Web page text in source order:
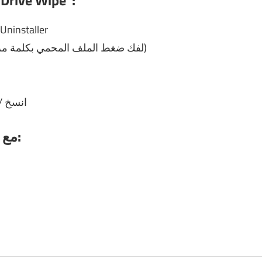
لفك ضغط الملف المحمي بكلمة مرور)
5-
رابط تنزيل Remo Drive Wipe مع الكراك: